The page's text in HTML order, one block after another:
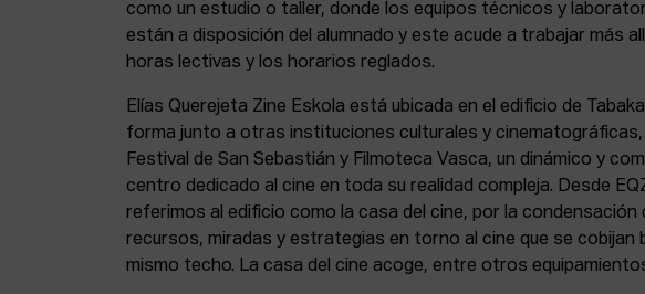
como un estudio o taller, donde los equipos técnicos y
están a disposición del alumnado y este acude a trabajar más
horas lectivas y los horarios reglados.
Elías Querejeta Zine Eskola está ubicada en el edificio de
forma junto a otras instituciones culturales y cinematográficas,
Festival de San Sebastián y Filmoteca Vasca, un dinámico y
centro dedicado al cine en toda su realidad compleja. Desde
referimos al edificio como la casa del cine, por la condensación
recursos, miradas y estrategias en torno al cine que se cobijan
mismo techo. La casa del cine acoge, entre otros